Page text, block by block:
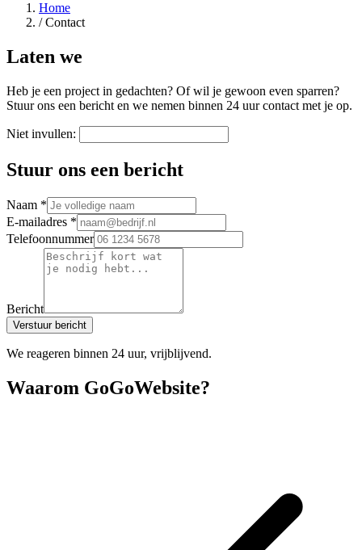
Home
/ Contact
Laten we
Heb je een project in gedachten? Of wil je gewoon even sparren?
Stuur ons een bericht en we nemen binnen 24 uur contact met je op.
Niet invullen:
Stuur ons een bericht
Naam *
E-mailadres *
Telefoonnummer
Bericht
Verstuur bericht
We reageren binnen 24 uur, vrijblijvend.
Waarom GoGoWebsite?